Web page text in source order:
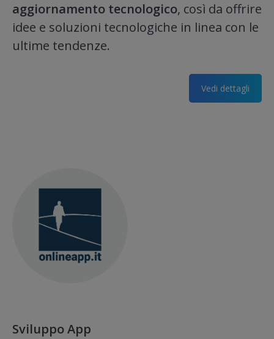
aggiornamento tecnologico, così da offrire
idee e soluzioni tecnologiche in linea con le
ultime tendenze.
Vedi dettagli
Sviluppo App